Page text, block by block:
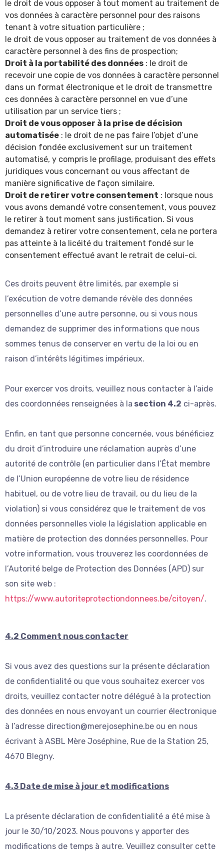
le droit de vous opposer à tout moment au traitement de
vos données à caractère personnel pour des raisons
tenant à votre situation particulière ;
le droit de vous opposer au traitement de vos données à
caractère personnel à des fins de prospection;
Droit à la portabilité des données : le droit de
recevoir une copie de vos données à caractère personnel
dans un format électronique et le droit de transmettre
ces données à caractère personnel en vue d’une
utilisation par un service tiers ;
Droit de vous opposer à la prise de décision
automatisée : le droit de ne pas faire l’objet d’une
décision fondée exclusivement sur un traitement
automatisé, y compris le profilage, produisant des effets
juridiques vous concernant ou vous affectant de
manière significative de façon similaire.
Droit de retirer votre consentement : lorsque nous
vous avons demandé votre consentement, vous pouvez
le retirer à tout moment sans justification. Si vous
demandez à retirer votre consentement, cela ne portera
pas atteinte à la licéité du traitement fondé sur le
consentement effectué avant le retrait de celui-ci.
Ces droits peuvent être limités, par exemple si
l’exécution de votre demande révèle des données
personnelles d’une autre personne, ou si vous nous
demandez de supprimer des informations que nous
sommes tenus de conserver en vertu de la loi ou en
raison d’intérêts légitimes impérieux.
Pour exercer vos droits, veuillez nous contacter à l’aide
des coordonnées renseignées à la section 4.2 ci-après.
Enfin, en tant que personne concernée, vous bénéficiez
du droit d’introduire une réclamation auprès d’une
autorité de contrôle (en particulier dans l’État membre
de l’Union européenne de votre lieu de résidence
habituel, ou de votre lieu de travail, ou du lieu de la
violation) si vous considérez que le traitement de vos
données personnelles viole la législation applicable en
matière de protection des données personnelles. Pour
votre information, vous trouverez les coordonnées de
l’Autorité belge de Protection des Données (APD) sur
son site web :
https://www.autoriteprotectiondonnees.be/citoyen/.
4.2 Comment nous contacter
Si vous avez des questions sur la présente déclaration
de confidentialité ou que vous souhaitez exercer vos
droits, veuillez contacter notre délégué à la protection
des données en nous envoyant un courrier électronique
à l’adresse direction@merejosephine.be ou en nous
écrivant à ASBL Mère Joséphine, Rue de la Station 25,
4670 Blegny.
4.3 Date de mise à jour et modifications
La présente déclaration de confidentialité a été mise à
jour le 30/10/2023. Nous pouvons y apporter des
modifications de temps à autre. Veuillez consulter cette